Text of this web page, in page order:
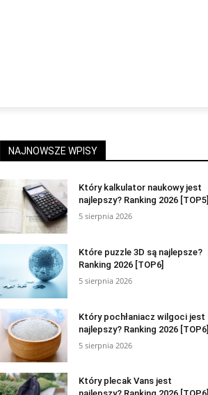
NAJNOWSZE WPISY
Który kalkulator naukowy jest
najlepszy? Ranking 2026 [TOP5]
5 sierpnia 2026
Które puzzle 3D są najlepsze?
Ranking 2026 [TOP6]
5 sierpnia 2026
Który pochłaniacz wilgoci jest
najlepszy? Ranking 2026 [TOP6]
5 sierpnia 2026
Który plecak Vans jest